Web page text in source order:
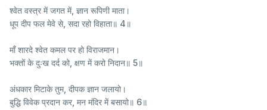
श्वेत वस्त्र में जगत में, ज्ञान रूपिणी माता।
धूप दीप फल मेवे से, सदा रहो विहाता॥ 4॥
माँ शारदे श्वेत कमल पर हो विराजमान।
भक्तों के दुःख दर्द को, क्षण में करो निदान॥ 5॥
अंधकार मिटाके तुम, दीपक ज्ञान जलायो।
बुद्धि विवेक प्रदान कर, मन मंदिर में बसायो॥ 6॥